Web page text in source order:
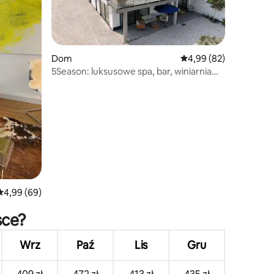
ocena: 4,99 na 5, liczba recenzji: 69
4,99 (69)
Dom Średnia ocena: 4,99
4,99 (82)
5Season: luksusowe spa, bar, winiarnia
Wrz Paź Lis Gru